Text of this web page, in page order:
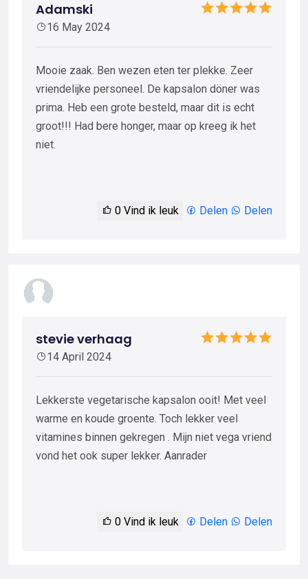
Adamski
16 May 2024
Mooie zaak. Ben wezen eten ter plekke. Zeer
vriendelijke personeel. De kapsalon döner was
prima. Heb een grote besteld, maar dit is echt
groot!!! Had bere honger, maar op kreeg ik het
niet.
0 Vind ik leuk Delen Delen
stevie verhaag
14 April 2024
Lekkerste vegetarische kapsalon ooit! Met veel
warme en koude groente. Toch lekker veel
vitamines binnen gekregen . Mijn niet vega vriend
vond het ook super lekker. Aanrader
0 Vind ik leuk Delen Delen